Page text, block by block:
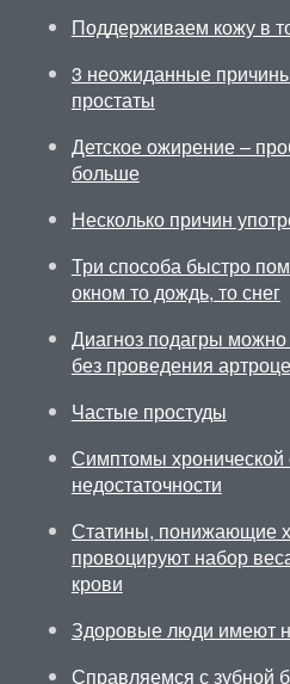
Поддерживаем кожу в
3 неожиданные
простаты
Детское ожирение –
больше
Несколько причин
Три способа быстро
окном то дождь, то снег
Диагноз подагры можно
без проведения
Частые простуды
Симптомы хронической
недостаточности
Статины, понижающие
провоцируют набор
крови
Здоровые люди имеют
Справляемся с зубной